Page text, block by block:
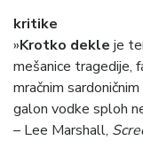
kritike
»Krotko dekle je
mešanice tragedije,
mračnim
galon vodke sploh
– Lee Marshall,